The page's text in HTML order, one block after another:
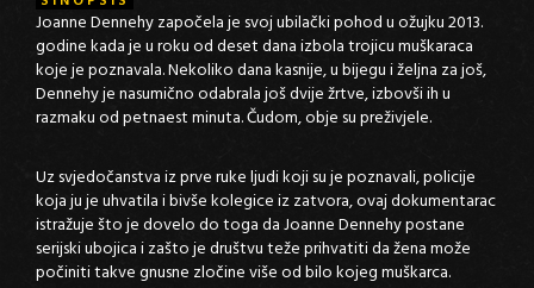
Joanne Dennehy započela je svoj ubilački pohod u ožujku 2013.
godine kada je u roku od deset dana izbola trojicu muškaraca
koje je poznavala. Nekoliko dana kasnije, u bijegu i željna za još,
Dennehy je nasumično odabrala još dvije žrtve, izbovši ih u
razmaku od petnaest minuta. Čudom, obje su preživjele.
Uz svjedočanstva iz prve ruke ljudi koji su je poznavali, policije
koja ju je uhvatila i bivše kolegice iz zatvora, ovaj dokumentarac
istražuje što je dovelo do toga da Joanne Dennehy postane
serijski ubojica i zašto je društvu teže prihvatiti da žena može
počiniti takve gnusne zločine više od bilo kojeg muškarca.